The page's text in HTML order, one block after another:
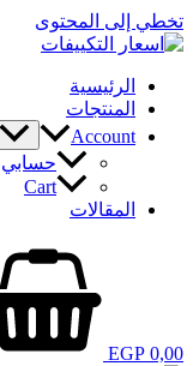
تخطي إلى المحتوى
الرئيسية
المنتجات
Account
حسابي
Cart
المقالات
0,00
EGP